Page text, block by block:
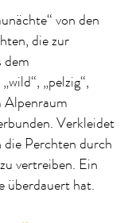
von den
die zur
dem
„pelzig“,
Alpenraum
Verkleidet
die Perchten durch
vertreiben. Ein
überdauert hat.